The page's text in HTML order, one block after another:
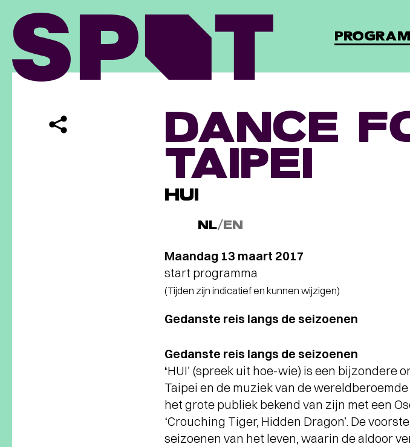
DANCE
TAIPEI
HUI
NL/EN
Maandag 13 maart 2017
start programma
(Tijden zijn indicatief en kunnen wijzigen)
Gedanste reis langs de seizoenen
Gedanste reis langs de seizoenen
‘HUI’ (spreek uit hoe-wie) is een bijzondere
Taipei en de muziek van de
het grote publiek bekend van zijn met een
‘Crouching Tiger, Hidden Dragon’. De
seizoenen van het leven, waarin de aldoor